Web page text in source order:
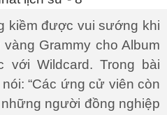
kiềm được vui sướng khi
Grammy cho Album
với Wildcard. Trong bài
“Các ứng cử viên còn
người đồng nghiệp